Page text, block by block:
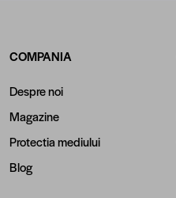
COMPANIA
Despre noi
Magazine
Protectia mediului
Blog